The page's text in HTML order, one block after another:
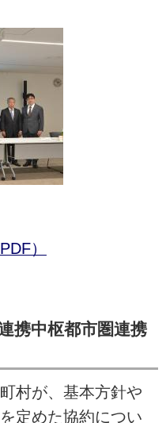
）
携中枢都市圏連携
村が、基本方針や
定めた協約につい